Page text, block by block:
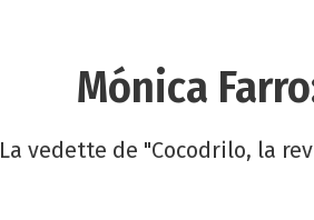
Mónica
La vedette de "Cocodrilo, la